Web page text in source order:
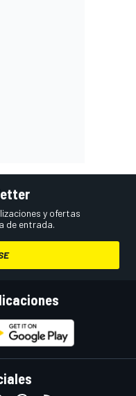
y ofertas
de entrada.